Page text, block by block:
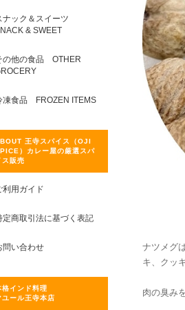
ナツメグ
キ、クッ
肉の臭み
ナック＆スイーツ
& SWEET
の他の食品 OTHER
凍食品 FROZEN ITEMS
王寺スパイス（OJI
）カレー屋の厳選スパ
ス販売
利用ガイド
定商取引法に基づく表記
問い合わせ
格インド料理
ユール王寺本店